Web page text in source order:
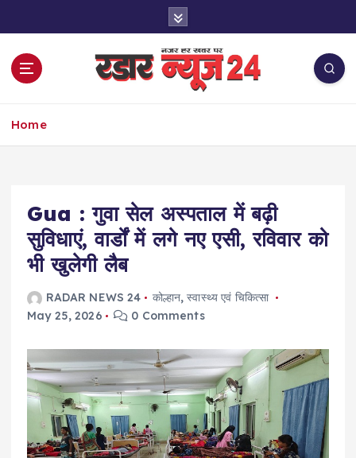
Home
Gua : गुवा सेल अस्पताल में बढ़ी
सुविधाएं, वार्डों में लगे नए एसी, रविवार को
भी खुलेगी लैब
RADAR NEWS 24 कोल्हान,स्वास्थ्य एवं चिकित्सा
May 25, 2026
0 Comments